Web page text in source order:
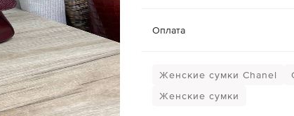
Оплата
Женские сумки Chanel
Женские сумки